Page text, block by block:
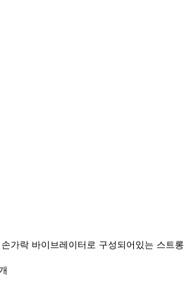
가락 바이브레이터로 구성되어있는 스트롱